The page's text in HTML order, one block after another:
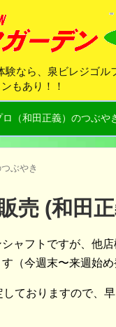
なら、泉ビレジゴル
もあり！！
ロ（和田正義）のつぶや
ぶやき
売 (和田
ャフトですが、他
（今週末〜来週始め
ておりますので、